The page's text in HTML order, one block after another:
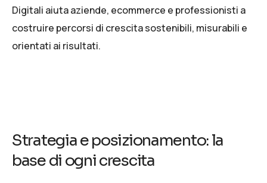
Digitali aiuta aziende, ecommerce e professionisti a
costruire percorsi di crescita sostenibili, misurabili e
orientati ai risultati.
Strategia e posizionamento: la
base di ogni crescita